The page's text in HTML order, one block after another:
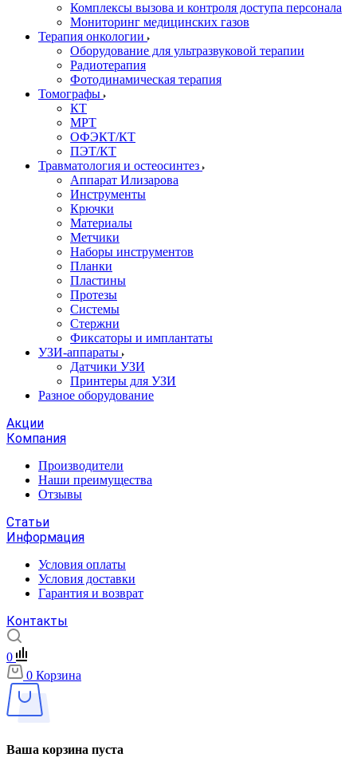
Комплексы вызова и контроля доступа персонала
Мониторинг медицинских газов
Терапия онкологии
Оборудование для ультразвуковой терапии
Радиотерапия
Фотодинамическая терапия
Томографы
КТ
МРТ
ОФЭКТ/КТ
ПЭТ/КТ
Травматология и остеосинтез
Аппарат Илизарова
Инструменты
Крючки
Материалы
Метчики
Наборы инструментов
Планки
Пластины
Протезы
Системы
Стержни
Фиксаторы и имплантаты
УЗИ-аппараты
Датчики УЗИ
Принтеры для УЗИ
Разное оборудование
Акции
Компания
Производители
Наши преимущества
Отзывы
Статьи
Информация
Условия оплаты
Условия доставки
Гарантия и возврат
Контакты
0
0 Корзина
Ваша корзина пуста